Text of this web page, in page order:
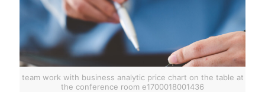
team work with business analytic price chart on the table at
the conference room e1700018001436